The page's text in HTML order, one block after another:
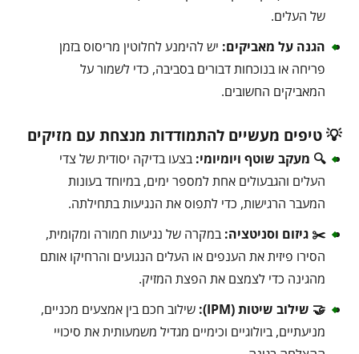
של העלים.
הגנה על מאביקים: יש להימנע לחלוטין מריסוס בזמן
פריחה או בנוכחות דבורים בסביבה, כדי לשמור על
המאביקים החשובים.
💡 טיפים מעשיים להתמודדות מנצחת עם מזיקים
🔍 מעקב שוטף ויומיומי: בצעו בדיקה יסודית של צדי
העלים והגבעולים אחת למספר ימים, במיוחד בעונות
המעבר הרגישות, כדי לתפוס את הנגיעות בתחילתה.
✂️ גיזום וסניטציה: במקרה של נגיעות חמורה ומקומית,
הסירו פיזית את הענפים או העלים הנגועים והרחיקו אותם
מהגינה כדי לצמצם את הפצת המזיק.
🤝 שילוב שיטות (IPM):
שילוב חכם בין אמצעים מכניים,
מניעתיים, ביולוגיים וכימיים מגדיל משמעותית את סיכויי